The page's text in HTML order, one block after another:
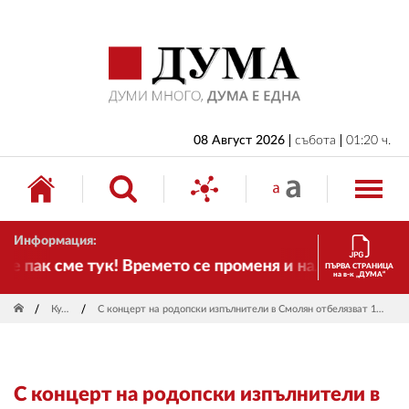
08 Август 2026 събота 01:20 ч.
Информация:
сме тук! Времето се променя и налага ПЪРВА СТРАНИЦА
на в-к „ДУМА“
Култура С концерт на родопски изпълнители в Смолян отбелязват 100 години от рождението на Радка Кушлева
С концерт на родопски изпълнители в
БЪЛГАРИЯ
ИКОНОМИКА
ИЗБОРИ
СВЯТ
ДРУГИ